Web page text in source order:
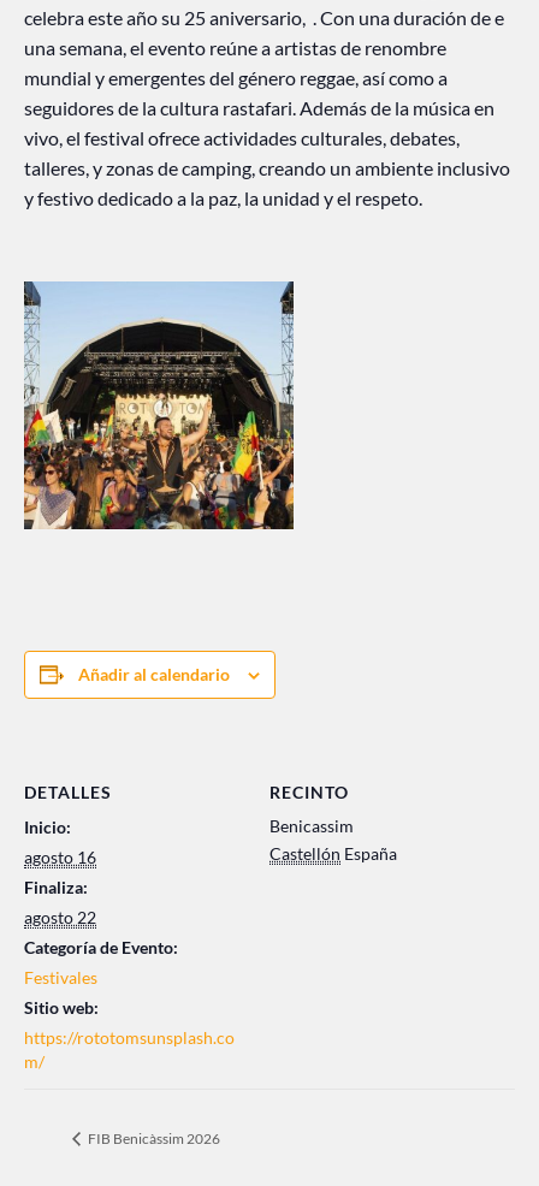
celebra este año su 25 aniversario, . Con una duración de e
una semana, el evento reúne a artistas de renombre
mundial y emergentes del género reggae, así como a
seguidores de la cultura rastafari. Además de la música en
vivo, el festival ofrece actividades culturales, debates,
talleres, y zonas de camping, creando un ambiente inclusivo
y festivo dedicado a la paz, la unidad y el respeto.
Añadir al calendario
DETALLES
Inicio:
agosto 16
Finaliza:
agosto 22
Categoría de Evento:
Festivales
Sitio web:
https://rototomsunsplash.co
m/
RECINTO
Benicassim
Castellón España
FIB Benicàssim 2026